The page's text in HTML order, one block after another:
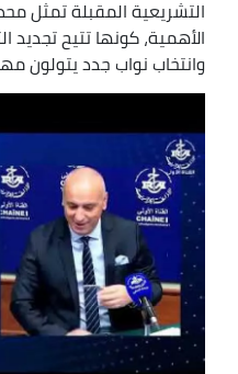
التشريعية المقبلة تمثل
الأهمية، كونها تتيح تجديد
وانتخاب نواب جدد يتولون